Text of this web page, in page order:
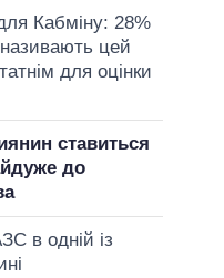
Кабміну: 28%
називають цей
для оцінки
ставиться
до
в одній із